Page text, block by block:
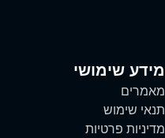
מידע שימושי
מאמרים
תנאי שימוש
מדיניות פרטיות